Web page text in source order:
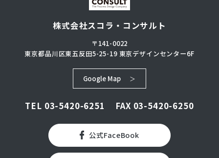
株式会社スコラ・コンサルト
〒141-0022
東京都品川区東五反田5-25-19東京デザインセンター6F
Google Map
TEL 03-5420-6251 FAX 03-5420-6250
公式FaceBook